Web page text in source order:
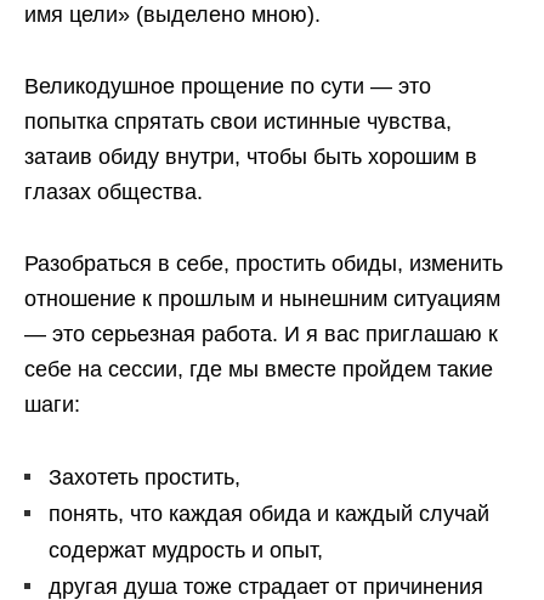
имя цели» (выделено мною).
Великодушное прощение по сути — это
попытка спрятать свои истинные чувства,
затаив обиду внутри, чтобы быть хорошим в
глазах общества.
Разобраться в себе, простить обиды, изменить
отношение к прошлым и нынешним ситуациям
— это серьезная работа. И я вас приглашаю к
себе на сессии, где мы вместе пройдем такие
шаги:
Захотеть простить,
понять, что каждая обида и каждый случай
содержат мудрость и опыт,
другая душа тоже страдает от причинения